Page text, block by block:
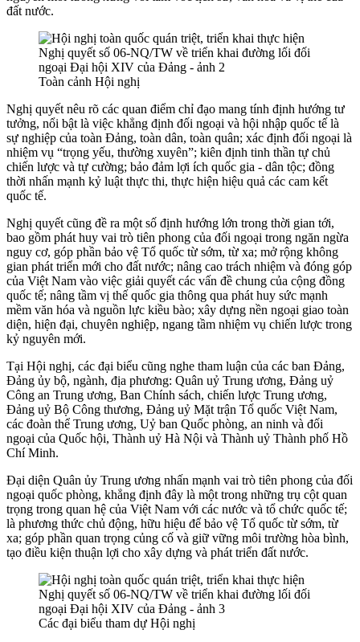
đất nước.
Toàn cảnh Hội nghị
Nghị quyết nêu rõ các quan điểm chỉ đạo mang tính định hướng tư
tưởng, nổi bật là việc khẳng định đối ngoại và hội nhập quốc tế là
sự nghiệp của toàn Đảng, toàn dân, toàn quân; xác định đối ngoại là
nhiệm vụ “trọng yếu, thường xuyên”; kiên định tinh thần tự chủ
chiến lược và tự cường; bảo đảm lợi ích quốc gia - dân tộc; đồng
thời nhấn mạnh kỷ luật thực thi, thực hiện hiệu quả các cam kết
quốc tế.
Nghị quyết cũng đề ra một số định hướng lớn trong thời gian tới,
bao gồm phát huy vai trò tiên phong của đối ngoại trong ngăn ngừa
nguy cơ, góp phần bảo vệ Tổ quốc từ sớm, từ xa; mở rộng không
gian phát triển mới cho đất nước; nâng cao trách nhiệm và đóng góp
của Việt Nam vào việc giải quyết các vấn đề chung của cộng đồng
quốc tế; nâng tầm vị thế quốc gia thông qua phát huy sức mạnh
mềm văn hóa và nguồn lực kiều bào; xây dựng nền ngoại giao toàn
diện, hiện đại, chuyên nghiệp, ngang tầm nhiệm vụ chiến lược trong
kỷ nguyên mới.
Tại Hội nghị, các đại biểu cũng nghe tham luận của các ban Đảng,
Đảng ủy bộ, ngành, địa phương: Quân uỷ Trung ương, Đảng uỷ
Công an Trung ương, Ban Chính sách, chiến lược Trung ương,
Đảng uỷ Bộ Công thương, Đảng uỷ Mặt trận Tổ quốc Việt Nam,
các đoàn thể Trung ương, Uỷ ban Quốc phòng, an ninh và đối
ngoại của Quốc hội, Thành uỷ Hà Nội và Thành uỷ Thành phố Hồ
Chí Minh.
Đại diện Quân ủy Trung ương nhấn mạnh vai trò tiên phong của đối
ngoại quốc phòng, khẳng định đây là một trong những trụ cột quan
trọng trong quan hệ của Việt Nam với các nước và tổ chức quốc tế;
là phương thức chủ động, hữu hiệu để bảo vệ Tổ quốc từ sớm, từ
xa; góp phần quan trọng củng cố và giữ vững môi trường hòa bình,
tạo điều kiện thuận lợi cho xây dựng và phát triển đất nước.
Các đại biểu tham dự Hội nghị